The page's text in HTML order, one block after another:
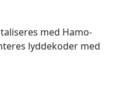
med Hamo-
lyddekoder med